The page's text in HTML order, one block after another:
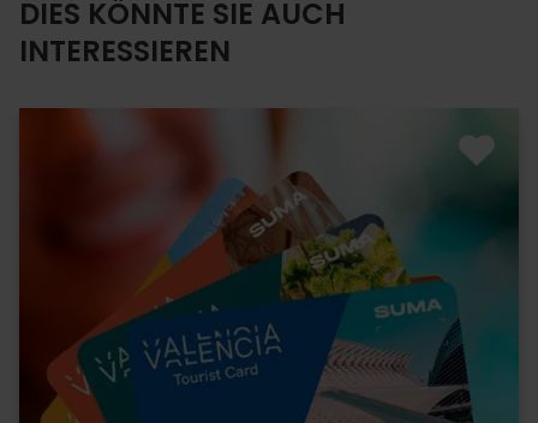
DIES KÖNNTE SIE AUCH
INTERESSIEREN